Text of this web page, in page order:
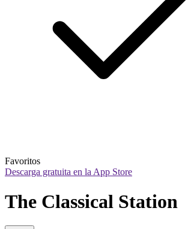
Favoritos
Descarga gratuita en la App Store
The Classical Station